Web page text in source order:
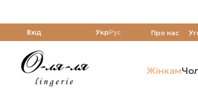
Вхід УкрРус Про нас
Жінкам